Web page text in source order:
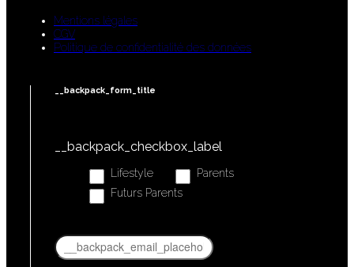
Mentions légales
CGV
Politique de confidentialité des données
__backpack_form_title
__backpack_checkbox_label
Lifestyle
Parents
Futurs Parents